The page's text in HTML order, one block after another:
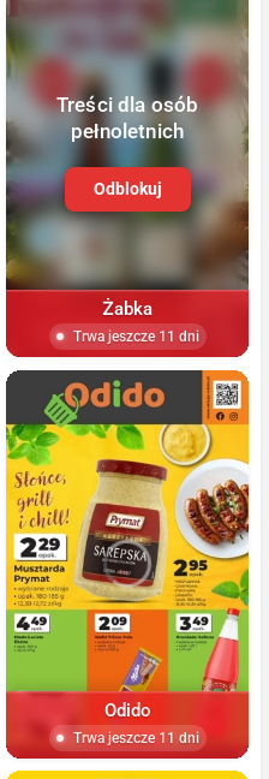
Treści dla osób
pełnoletnich
Odblokuj
Żabka
Trwa jeszcze 11 dni
Odido
Trwa jeszcze 11 dni